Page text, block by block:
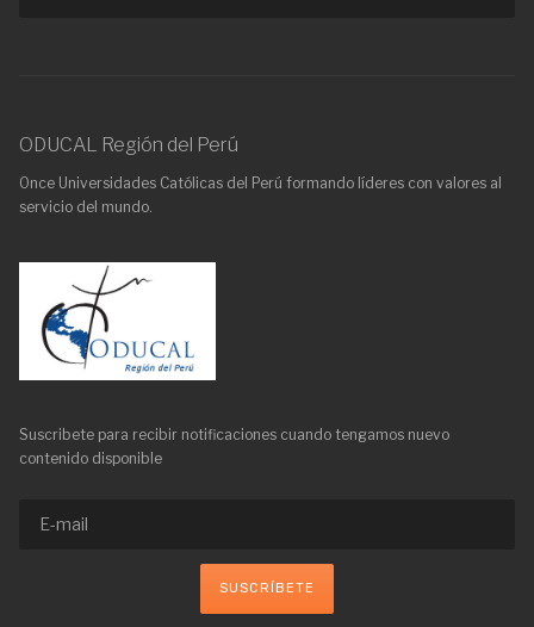
ODUCAL Región del Perú
Once Universidades Católicas del Perú formando líderes con valores al
servicio del mundo.
Suscribete para recibir notificaciones cuando tengamos nuevo
contenido disponible